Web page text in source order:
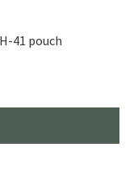
41 pouch